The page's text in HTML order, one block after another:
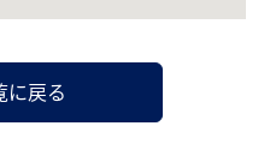
に戻る